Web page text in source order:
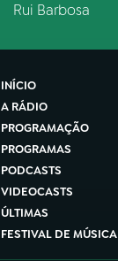
Rui Barbosa
INÍCIO
A RÁDIO
PROGRAMAÇÃO
PROGRAMAS
PODCASTS
VIDEOCASTS
ÚLTIMAS
FESTIVAL DE MÚSICA